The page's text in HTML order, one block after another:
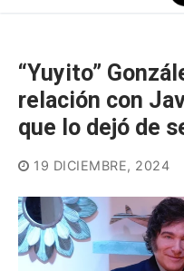
“Yuyito”
relación con
que lo dejó de
19 DICIEMBRE, 2024